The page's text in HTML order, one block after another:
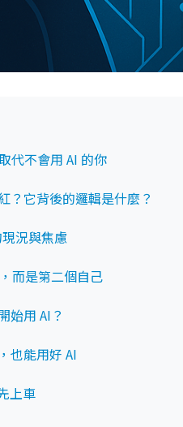
代不會用 AI 的你
？它背後的邏輯是什麼？
況與焦慮
而是第二個自己
始用 AI？
也能用好 AI
上車